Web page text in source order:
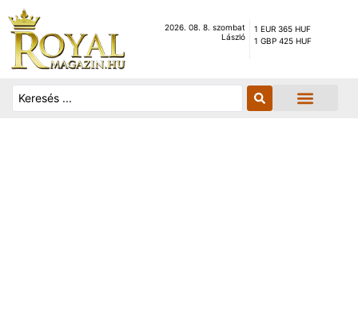
2026. 08. 8. szombat
László
1 EUR 365 HUF
1 GBP 425 HUF